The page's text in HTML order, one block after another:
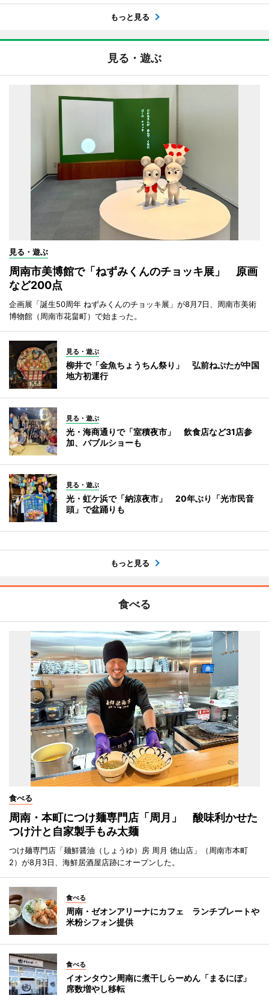
もっと見る
見る・遊ぶ
見る・遊ぶ
周南市美博館で「ねずみくんのチョッキ展」 原画
など200点
企画展「誕生50周年 ねずみくんのチョッキ展」が8月7日、周南市美術
博物館（周南市花畠町）で始まった。
見る・遊ぶ
柳井で「金魚ちょうちん祭り」 弘前ねぷたが中国
地方初運行
見る・遊ぶ
光・海商通りで「室積夜市」 飲食店など31店参
加、バブルショーも
見る・遊ぶ
光・虹ケ浜で「納涼夜市」 20年ぶり「光市民音
頭」で盆踊りも
もっと見る
食べる
食べる
周南・本町につけ麺専門店「周月」 酸味利かせた
つけ汁と自家製手もみ太麺
つけ麺専門店「麺鮮醤油（しょうゆ）房 周月 徳山店」（周南市本町
2）が8月3日、海鮮居酒屋店跡にオープンした。
食べる
周南・ゼオンアリーナにカフェ ランチプレートや
米粉シフォン提供
食べる
イオンタウン周南に煮干しらーめん「まるにぼ」
席数増やし移転